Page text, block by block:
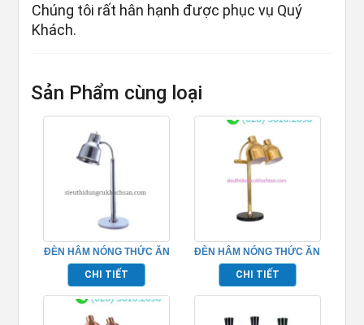
Chúng tôi rất hân hạnh được phục vụ Quý
Khách.
Sản Phẩm cùng loại
ĐÈN HÂM NÓNG THỨC ĂN
1 BÓNG
CHI TIẾT
ĐÈN HÂM NÓNG THỨC ĂN
BUFFET ĐÔI ĐẾ ĐÁ MÀU
VÀNG – TPD102
CHI TIẾT